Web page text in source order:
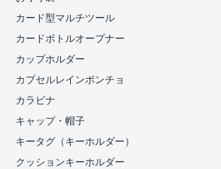
カード型マルチツール
カードボトルオープナー
カップホルダー
カプセルレインポンチョ
カラビナ
キャップ・帽子
キータグ（キーホルダー）
クッションキーホルダー